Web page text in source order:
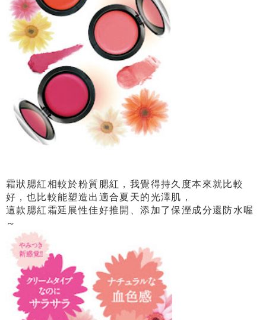
霜狀腮紅相較於粉質腮紅，我覺得持久度本來就比較
好，也比較能塑造出適合夏天的光澤肌，
這款腮紅霜延展性佳好推開、添加了保溼成分還防水喔
～